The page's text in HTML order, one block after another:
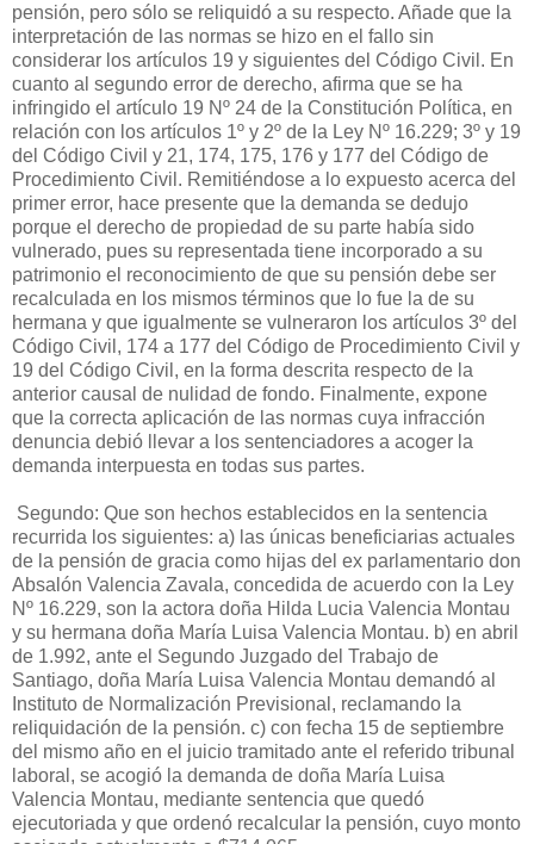
pensión, pero sólo se reliquidó a su respecto. Añade que la
interpretación de las normas se hizo en el fallo sin
considerar los artículos 19 y siguientes del Código Civil. En
cuanto al segundo error de derecho, afirma que se ha
infringido el artículo 19 Nº 24 de la Constitución Política, en
relación con los artículos 1º y 2º de la Ley Nº 16.229; 3º y 19
del Código Civil y 21, 174, 175, 176 y 177 del Código de
Procedimiento Civil. Remitiéndose a lo expuesto acerca del
primer error, hace presente que la demanda se dedujo
porque el derecho de propiedad de su parte había sido
vulnerado, pues su representada tiene incorporado a su
patrimonio el reconocimiento de que su pensión debe ser
recalculada en los mismos términos que lo fue la de su
hermana y que igualmente se vulneraron los artículos 3º del
Código Civil, 174 a 177 del Código de Procedimiento Civil y
19 del Código Civil, en la forma descrita respecto de la
anterior causal de nulidad de fondo. Finalmente, expone
que la correcta aplicación de las normas cuya infracción
denuncia debió llevar a los sentenciadores a acoger la
demanda interpuesta en todas sus partes.
Segundo: Que son hechos establecidos en la sentencia
recurrida los siguientes: a) las únicas beneficiarias actuales
de la pensión de gracia como hijas del ex parlamentario don
Absalón Valencia Zavala, concedida de acuerdo con la Ley
Nº 16.229, son la actora doña Hilda Lucia Valencia Montau
y su hermana doña María Luisa Valencia Montau. b) en abril
de 1.992, ante el Segundo Juzgado del Trabajo de
Santiago, doña María Luisa Valencia Montau demandó al
Instituto de Normalización Previsional, reclamando la
reliquidación de la pensión. c) con fecha 15 de septiembre
del mismo año en el juicio tramitado ante el referido tribunal
laboral, se acogió la demanda de doña María Luisa
Valencia Montau, mediante sentencia que quedó
ejecutoriada y que ordenó recalcular la pensión, cuyo monto